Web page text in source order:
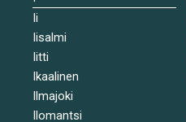
Ii
Iisalmi
Iitti
Ikaalinen
Ilmajoki
Ilomantsi